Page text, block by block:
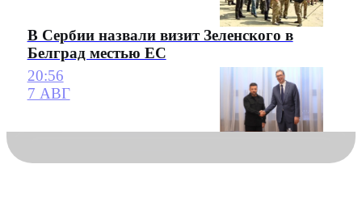
В Сербии назвали визит Зеленского в
Белград местью ЕС
20:56
7 АВГ